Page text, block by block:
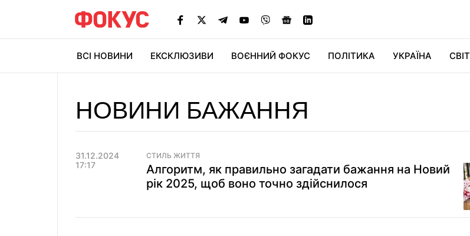
ВСІ НОВИНИ ЕКСКЛЮЗИВИ ВОЄННИЙ ФОКУС ПОЛІТИКА УКРАЇНА СВІТ
НОВИНИ БАЖАННЯ
31.12.2024
17:17
СТИЛЬ ЖИТТЯ
Алгоритм, як правильно загадати бажання на Новий
рік 2025, щоб воно точно здійснилося